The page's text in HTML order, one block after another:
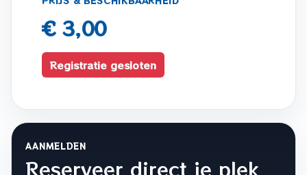
€ 3,00
Registratie gesloten
AANMELDEN
Reserveer direct je plek